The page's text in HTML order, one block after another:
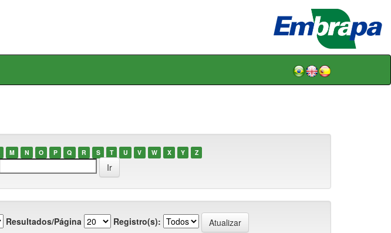
M N O P Q R S T U V W X Y Z
Resultados/Página Registro(s):